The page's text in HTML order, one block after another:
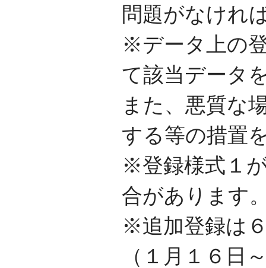
問題がなけれ
※データ上の
て該当データ
また、悪質な
する等の措置
※登録様式１
合があります
※追加登録は
（１月１６日